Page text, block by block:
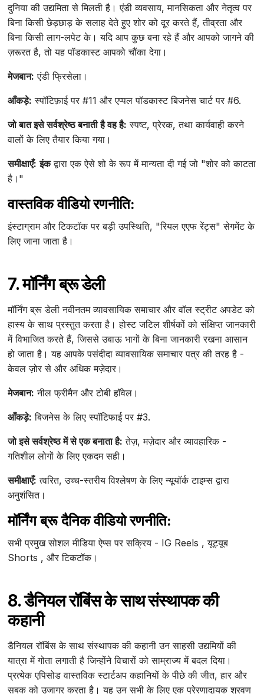
दुनिया की उद्यमिता से मिलती है। एंडी व्यवसाय, मानसिकता और नेतृत्व पर
बिना किसी छेड़छाड़ के सलाह देते हुए शोर को दूर करते हैं, तीव्रता और
बिना किसी लाग-लपेट के। यदि आप कुछ बना रहे हैं और आपको जागने की
ज़रूरत है, तो यह पॉडकास्ट आपको चौंका देगा।
मेजबान: एंडी फ्रिसेला।
आँकड़े: स्पॉटिफ़ाई पर #11 और एप्पल पॉडकास्ट बिजनेस चार्ट पर #6.
जो बात इसे सर्वश्रेष्ठ बनाती है वह है: स्पष्ट, प्रेरक, तथा कार्यवाही करने
वालों के लिए तैयार किया गया।
समीक्षाएँ: इंकद्वारा एक ऐसे शो के रूप में मान्यता दी गई जो "शोर को काटता
है।"
वास्तविक वीडियो रणनीति:
इंस्टाग्राम और टिकटॉक पर बड़ी उपस्थिति, "रियल एएफ रेंट्स" सेगमेंट के
लिए जाना जाता है।
7. मॉर्निंग ब्रू डेली
मॉर्निंग ब्रू डेली नवीनतम व्यावसायिक समाचार और वॉल स्ट्रीट अपडेट को
हास्य के साथ प्रस्तुत करता है। होस्ट जटिल शीर्षकों को संक्षिप्त जानकारी
में विभाजित करते हैं, जिससे उबाऊ भागों के बिना जानकारी रखना आसान
हो जाता है। यह आपके पसंदीदा व्यावसायिक समाचार पत्र की तरह है -
केवल ज़ोर से और अधिक मज़ेदार।
मेजबान: नील फ्रीमैन और टोबी हॉवेल।
आँकड़े: बिजनेस के लिए स्पॉटिफाई पर #3.
जो इसे सर्वश्रेष्ठ में से एक बनाता है: तेज़, मज़ेदार और व्यावहारिक -
गतिशील लोगों के लिए एकदम सही।
समीक्षाएँ: त्वरित, उच्च-स्तरीय विश्लेषण के लिए न्यूयॉर्क टाइम्स द्वारा
अनुशंसित।
मॉर्निंग ब्रू दैनिक वीडियो रणनीति:
सभी प्रमुख सोशल मीडिया ऐप्स पर सक्रिय - IG Reels , यूट्यूब
Shorts , और टिकटॉक।
8. डैनियल रॉबिंस के साथ संस्थापक की
कहानी
डैनियल रॉबिंस के साथ संस्थापक की कहानी उन साहसी उद्यमियों की
यात्रा में गोता लगाती है जिन्होंने विचारों को साम्राज्य में बदल दिया।
प्रत्येक एपिसोड वास्तविक स्टार्टअप कहानियों के पीछे की जीत, हार और
सबक को उजागर करता है। यह उन सभी के लिए एक प्रेरणादायक श्रवण